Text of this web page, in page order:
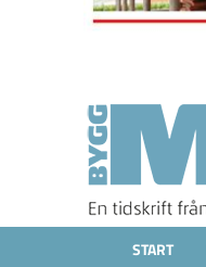
START